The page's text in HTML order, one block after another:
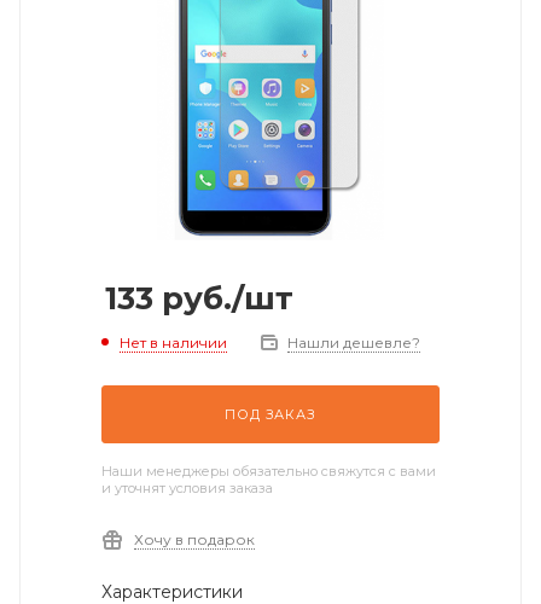
133 руб./шт
Нет в наличии Нашли дешевле?
ПОД ЗАКАЗ
Наши менеджеры обязательно свяжутся с вами
и уточнят условия заказа
Хочу в подарок
Характеристики